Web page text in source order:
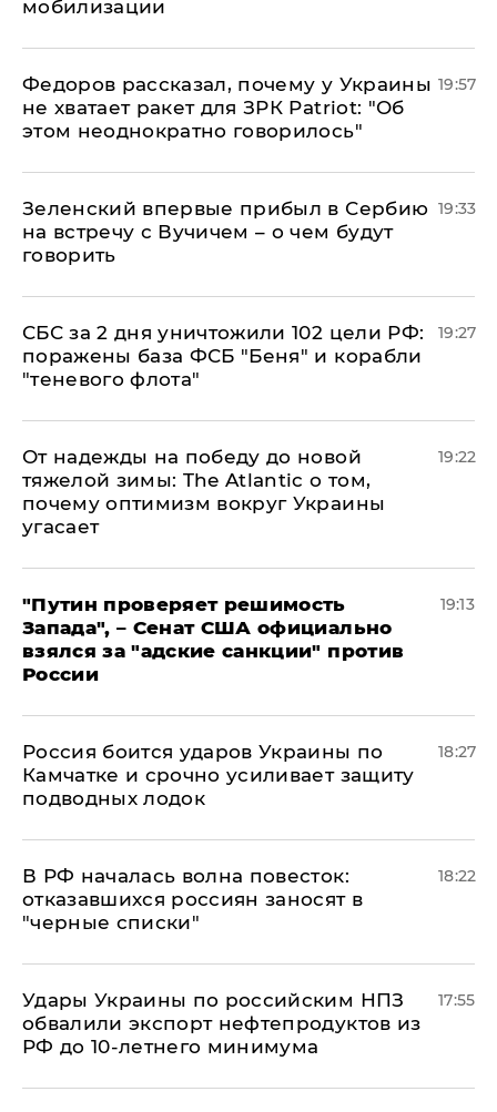
мобилизации
Федоров рассказал, почему у Украины
не хватает ракет для ЗРК Patriot: "Об
этом неоднократно говорилось"
19:57
Зеленский впервые прибыл в Сербию
на встречу с Вучичем – о чем будут
говорить
19:33
СБС за 2 дня уничтожили 102 цели РФ:
поражены база ФСБ "Беня" и корабли
"теневого флота"
19:27
От надежды на победу до новой
тяжелой зимы: The Atlantic о том,
почему оптимизм вокруг Украины
угасает
19:22
"Путин проверяет решимость
Запада", – Сенат США официально
взялся за "адские санкции" против
России
19:13
Россия боится ударов Украины по
Камчатке и срочно усиливает защиту
подводных лодок
18:27
​В РФ началась волна повесток:
отказавшихся россиян заносят в
"черные списки"
18:22
Удары Украины по российским НПЗ
обвалили экспорт нефтепродуктов из
РФ до 10-летнего минимума
17:55